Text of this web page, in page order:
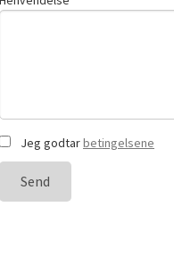
Jeg godtarbetingelsene
Send